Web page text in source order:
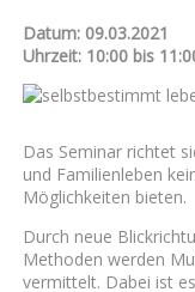
Datum: 09.03.2021
Uhrzeit: 10:00 bis
Das Seminar richtet
und Familienleben
Möglichkeiten bieten.
Durch neue
Methoden werden
vermittelt. Dabei ist